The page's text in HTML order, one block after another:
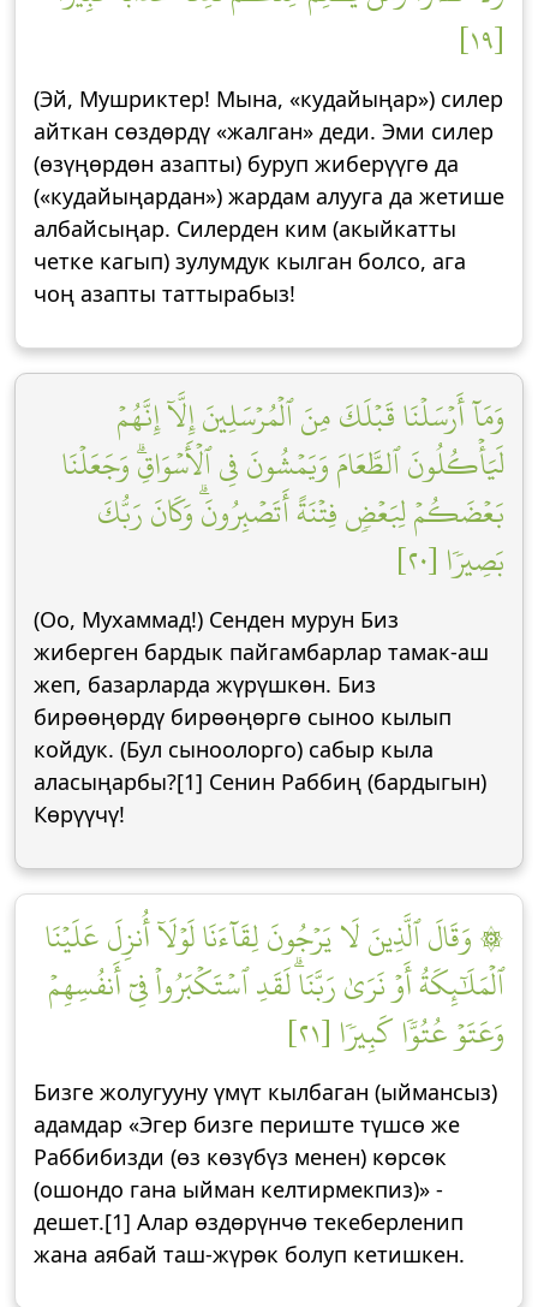
[١٩]
(Эй, Мушриктер! Мына, «кудайыңар») силер
айткан сөздөрдү «жалган» деди. Эми силер
(өзүңөрдөн азапты) буруп жиберүүгө да
(«кудайыңардан») жардам алууга да жетише
албайсыңар. Силерден ким (акыйкатты
четке кагып) зулумдук кылган болсо, ага
чоң азапты таттырабыз!
وَمَآ أَرۡسَلۡنَا قَبۡلَكَ مِنَ ٱلۡمُرۡسَلِينَ إِلَّآ إِنَّهُمۡ
لَيَأۡكُلُونَ ٱلطَّعَامَ وَيَمۡشُونَ فِي ٱلۡأَسۡوَاقِۗ وَجَعَلۡنَا
بَعۡضَكُمۡ لِبَعۡضٖ فِتۡنَةً أَتَصۡبِرُونَۗ وَكَانَ رَبُّكَ
بَصِيرٗا [٢٠]
(Оо, Мухаммад!) Сенден мурун Биз
жиберген бардык пайгамбарлар тамак-аш
жеп, базарларда жүрүшкөн. Биз
бирөөңөрдү бирөөңөргө сыноо кылып
койдук. (Бул сыноолорго) сабыр кыла
аласыңарбы?[1] Сенин Раббиң (бардыгын)
Көрүүчү!
۞ وَقَالَ ٱلَّذِينَ لَا يَرۡجُونَ لِقَآءَنَا لَوۡلَآ أُنزِلَ عَلَيۡنَا
ٱلۡمَلَٰٓئِكَةُ أَوۡ نَرَىٰ رَبَّنَاۗ لَقَدِ ٱسۡتَكۡبَرُواْ فِيٓ أَنفُسِهِمۡ
وَعَتَوۡ عُتُوّٗا كَبِيرٗا [٢١]
Бизге жолугууну үмүт кылбаган (ыймансыз)
адамдар «Эгер бизге периште түшсө же
Раббибизди (өз көзүбүз менен) көрсөк
(ошондо гана ыйман келтирмекпиз)» -
дешет.[1] Алар өздөрүнчө текеберленип
жана аябай таш-жүрөк болуп кетишкен.